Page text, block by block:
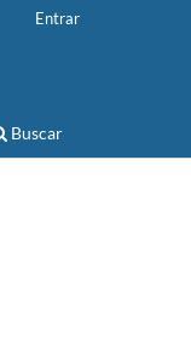
Buscar
Entrar